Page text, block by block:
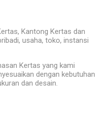
Kantong Kertas dan
usaha, toko, instansi
Kertas yang kami
dengan kebutuhan
dan desain.